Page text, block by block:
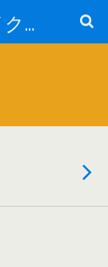
一般社団法人 日本マイクロ・ナノバブル学会